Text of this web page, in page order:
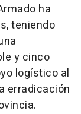
ha
teniendo
y cinco
logístico al
erradicación